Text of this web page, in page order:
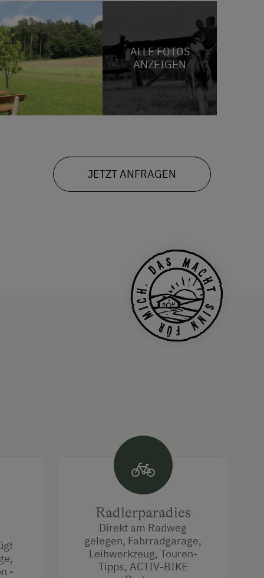
ALLE FOTOS
ANZEIGEN
JETZT ANFRAGEN
-
Radlerparadies
Direkt am Radweg
gelegen, Fahrradgarage,
Leihwerkzeug, Touren-
Tipps, ACTIV-BIKE